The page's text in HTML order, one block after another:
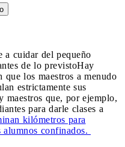
a cuidar del pequeño
de lo previstoHay
que los maestros a menudo
estrictamente sus
maestros que, por ejemplo,
para darle clases a
kilómetros para
alumnos confinados.